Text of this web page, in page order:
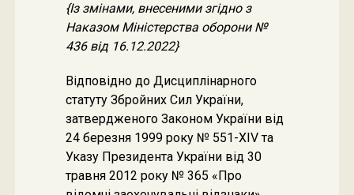
{Із змінами, внесеними згідно з
Наказом Міністерства оборони №
436 від 16.12.2022}
Відповідно до Дисциплінарного
статуту Збройних Сил України,
затвердженого Законом України від
24 березня 1999 року № 551-XIV та
Указу Президента України від 30
травня 2012 року № 365 «Про